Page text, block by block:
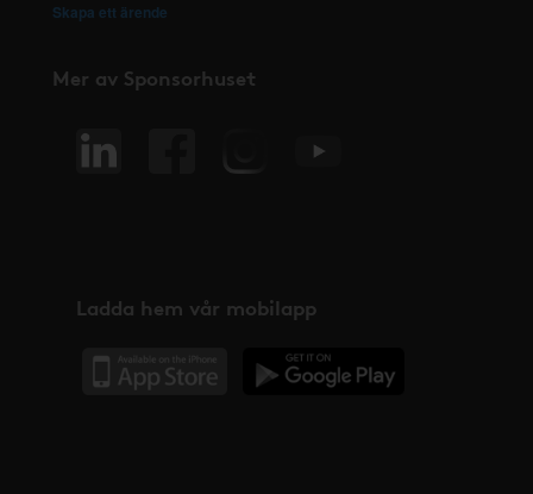
Skapa ett ärende
Mer av Sponsorhuset
Ladda hem vår mobilapp